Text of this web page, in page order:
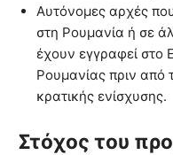
Αυτόνομες αρχές
στη Ρουμανία ή σε
έχουν εγγραφεί στο
Ρουμανίας πριν
κρατικής ενίσχυσης.
Στόχος του